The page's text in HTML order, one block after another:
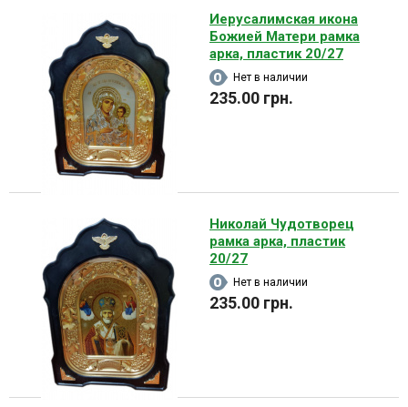
Иерусалимская икона
Божией Матери рамка
арка, пластик 20/27
Нет в наличии
235.00 грн.
Николай Чудотворец
рамка арка, пластик
20/27
Нет в наличии
235.00 грн.